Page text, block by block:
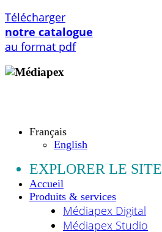
Télécharger
notre catalogue
au format pdf
Français
English
EXPLORER LE SITE
Accueil
Produits & services
Médiapex Digital
Médiapex Studio